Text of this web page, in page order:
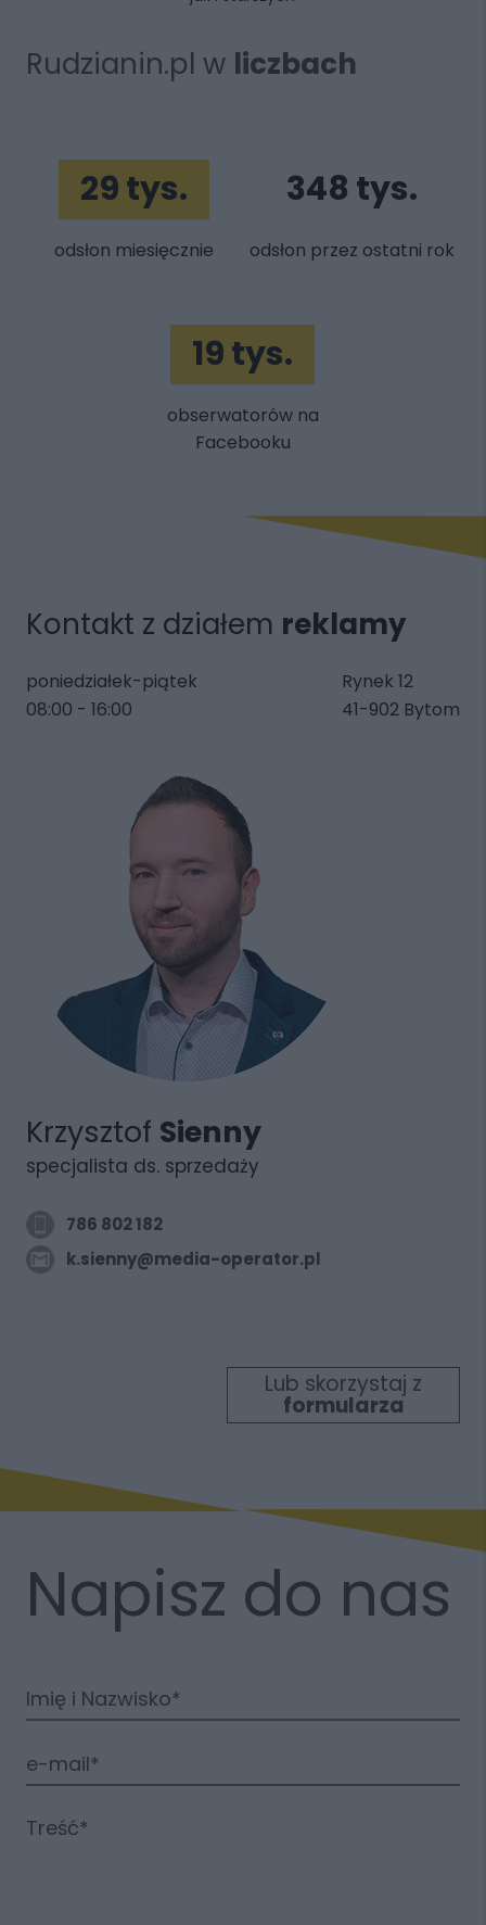
Rudzianin.pl w liczbach
29 tys.
odsłon miesięcznie
348 tys.
odsłon przez ostatni rok
19 tys.
obserwatorów na
Facebooku
Kontakt z działem reklamy
poniedziałek-piątek
08:00 - 16:00
Rynek 12
41-902 Bytom
Krzysztof Sienny
specjalista ds. sprzedaży
786 802 182
k.sienny@media-operator.pl
Lub skorzystaj z
formularza
Napisz do nas